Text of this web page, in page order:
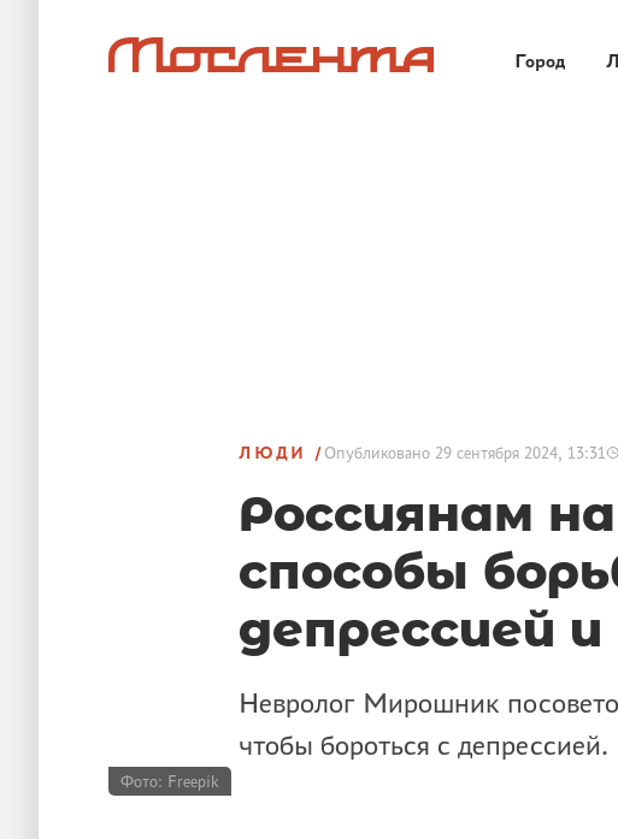
Город
ЛЮДИ Опубликовано 29 сентября 2024, 13:31
Россиянам
способы
депрессией
Невролог Мирошник
чтобы бороться с депрессией.
Фото: Freepik